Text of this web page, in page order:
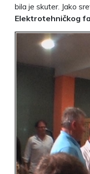
bila je skuter. Jako
Elektrotehničkog